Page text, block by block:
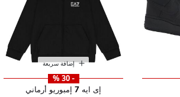
إضافة سريعة
- 30 %
إى ايه 7 إمبوريو أرماني